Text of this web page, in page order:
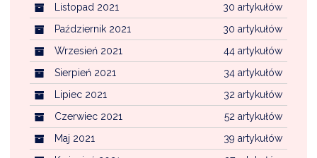
30 artykułów
Listopad 2021
30 artykułów
Październik 2021
44 artykułów
Wrzesień 2021
34 artykułów
Sierpień 2021
32 artykułów
Lipiec 2021
52 artykułów
Czerwiec 2021
39 artykułów
Maj 2021